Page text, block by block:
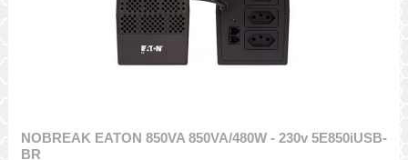
NOBREAK EATON 850VA 850VA/480W - 230v 5E850iUSB-
BR